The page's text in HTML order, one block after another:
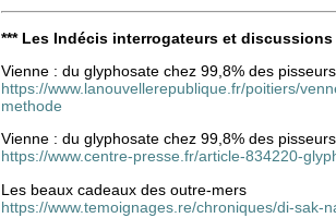
*** Les Indécis interrogateurs et discussions
Vienne : du glyphosate chez 99,8% des
https://www.lanouvellerepublique.fr/poitiers/
methode
Vienne : du glyphosate chez 99,8% des
https://www.centre-presse.fr/article-834220-
Les beaux cadeaux des outre-mers
https://www.temoignages.re/chroniques/di-